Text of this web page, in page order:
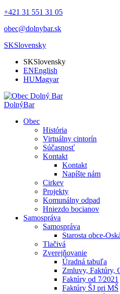
+421 31 551 31 05
obec@dolnybar.sk
SKSlovensky
SKSlovensky
ENEnglish
HUMagyar
DolnýBar
Obec
História
Virtuálny cintorín
Súčasnosť
Kontakt
Kontakt
Napíšte nám
Cirkev
Projekty
Komunálny odpad
Hniezdo bocianov
Samospráva
Samospráva
Starosta obce-
Tlačivá
Zverejňovanie
Úradná tabuľa
Zmluvy, Faktúry,
Faktúry od 7⁄2021
Faktúry ŠJ pri MŠ